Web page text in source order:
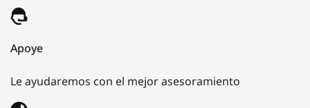
Apoye
Le ayudaremos con el mejor asesoramiento